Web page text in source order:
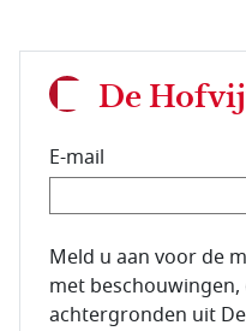
De
E-mail
E-mailadres van de
Meld u aan voor de
met
achtergronden uit